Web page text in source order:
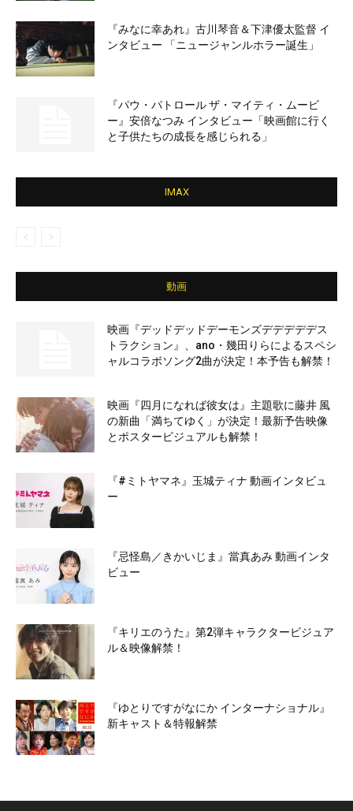
『みなに幸あれ』古川琴音＆下津優太監督 イ
ンタビュー 「ニュージャンルホラー誕生」
『パウ・パトロール ザ・マイティ・ムービ
ー』安倍なつみ インタビュー「映画館に行く
と子供たちの成長を感じられる」
IMAX
動画
映画『デッドデッドデーモンズデデデデデス
トラクション』、ano・幾田りらによるスペシ
ャルコラボソング2曲が決定！本予告も解禁！
映画『四月になれば彼女は』主題歌に藤井 風
の新曲「満ちてゆく」が決定！最新予告映像
とポスタービジュアルも解禁！
『#ミトヤマネ』玉城ティナ 動画インタビュ
ー
『忌怪島／きかいじま』當真あみ 動画インタ
ビュー
『キリエのうた』第2弾キャラクタービジュア
ル＆映像解禁！
『ゆとりですがなにか インターナショナル』
新キャスト＆特報解禁